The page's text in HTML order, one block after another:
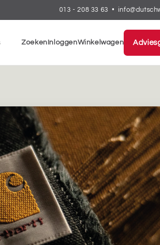
013 - 208 33 63 •
ZoekenInloggenWinkelwagen